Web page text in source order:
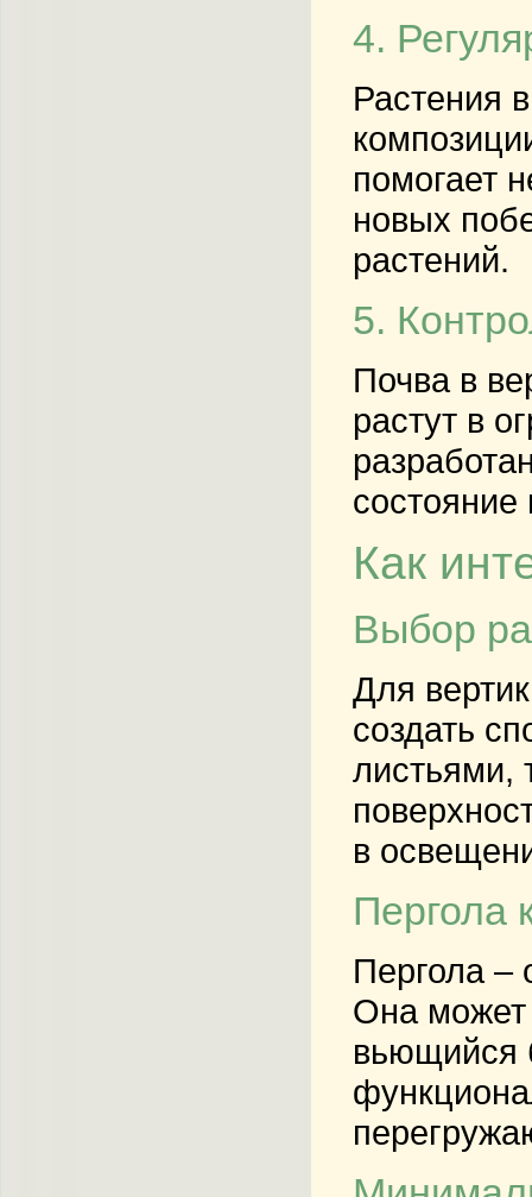
4.
Растения
помогает
новых
растений.
5.
Почва в
растут в
Как
Выбор
Для
создать
листьями,
в
Пергола
Пергола –
Она может
вьющийся